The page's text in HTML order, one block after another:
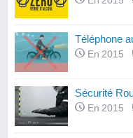
Téléphone
En 2015
Sécurité
En 2015